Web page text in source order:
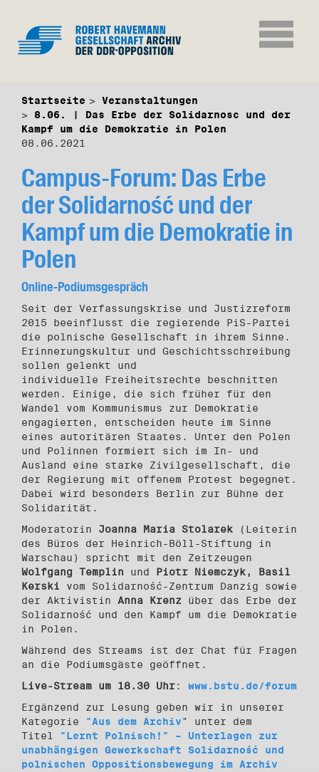
Startseite
Veranstaltungen
8.06. | Das Erbe der Solidarnosc und der
Kampf um die Demokratie in Polen
08.06.2021
Campus-Forum: Das Erbe
der Solidarność und der
Kampf um die Demokratie in
Polen
Online-Podiumsgespräch
Seit der Verfassungskrise und Justizreform
2015 beeinflusst die regierende PiS-Partei
die polnische Gesellschaft in ihrem Sinne.
Erinnerungskultur und Geschichtsschreibung
sollen gelenkt und
individuelle Freiheitsrechte beschnitten
werden. Einige, die sich früher für den
Wandel vom Kommunismus zur Demokratie
engagierten, entscheiden heute im Sinne
eines autoritären Staates. Unter den Polen
und Polinnen formiert sich im In- und
Ausland eine starke Zivilgesellschaft, die
der Regierung mit offenem Protest begegnet.
Dabei wird besonders Berlin zur Bühne der
Solidarität.
Moderatorin Joanna Maria Stolarek (Leiterin
des Büros der Heinrich-Böll-Stiftung in
Warschau) spricht mit den Zeitzeugen
Wolfgang Templin und Piotr Niemczyk, Basil
Kerski vom Solidarność-Zentrum Danzig sowie
der Aktivistin Anna Krenz über das Erbe der
Solidarność und den Kampf um die Demokratie
in Polen.
Während des Streams ist der Chat für Fragen
an die Podiumsgäste geöffnet.
Live-Stream um 18.30 Uhr: www.bstu.de/forum
Ergänzend zur Lesung geben wir in unserer
Kategorie
"Aus dem Archiv" unter dem
Titel
"Lernt Polnisch!" – Unterlagen zur
unabhängigen Gewerkschaft Solidarność und
polnischen Oppositionsbewegung im Archiv